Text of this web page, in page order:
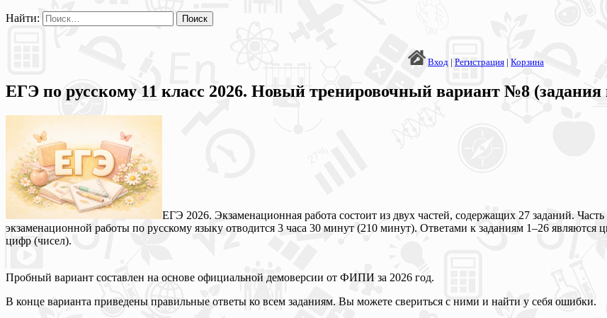
Найти:
Вход | Регистрация | Корзина
ЕГЭ по русскому 11 класс 2026. Новый тренировочный вариант №8
ЕГЭ 2026. Экзаменационная работа состоит из двух частей, содержащих 27 заданий.
экзаменационной работы по русскому языку отводится 3 часа 30 минут (210 минут). Ответами к заданиям 1–26 являются
цифр (чисел).
Пробный вариант составлен на основе официальной демоверсии от ФИПИ за 2026 год.
В конце варианта приведены правильные ответы ко всем заданиям. Вы можете свериться с ними и найти у себя ошибки.